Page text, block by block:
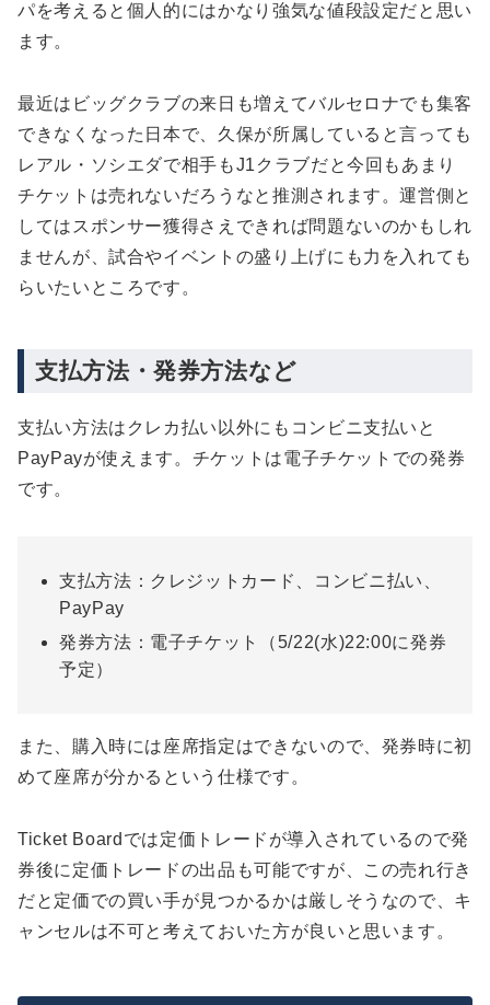
パを考えると個人的にはかなり強気な値段設定だと思い
ます。
最近はビッグクラブの来日も増えてバルセロナでも集客
できなくなった日本で、久保が所属していると言っても
レアル・ソシエダで相手もJ1クラブだと今回もあまり
チケットは売れないだろうなと推測されます。運営側と
してはスポンサー獲得さえできれば問題ないのかもしれ
ませんが、試合やイベントの盛り上げにも力を入れても
らいたいところです。
支払方法・発券方法など
支払い方法はクレカ払い以外にもコンビニ支払いと
PayPayが使えます。チケットは電子チケットでの発券
です。
支払方法：クレジットカード、コンビニ払い、
PayPay
発券方法：電子チケット（5/22(水)22:00に発券
予定）
また、購入時には座席指定はできないので、発券時に初
めて座席が分かるという仕様です。
Ticket Boardでは定価トレードが導入されているので発
券後に定価トレードの出品も可能ですが、この売れ行き
だと定価での買い手が見つかるかは厳しそうなので、キ
ャンセルは不可と考えておいた方が良いと思います。